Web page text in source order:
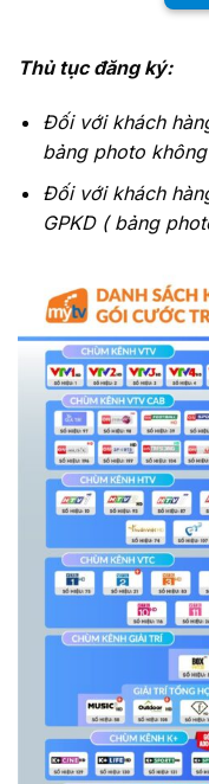
Thủ tục đăng ký:
Đối với khách
bảng photo
Đối với khách
GPKD ( bảng